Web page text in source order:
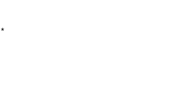
*